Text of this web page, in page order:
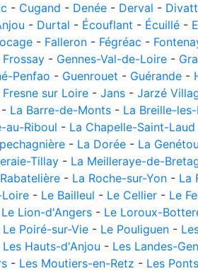
- Cugand - Denée - Derval -
- Durtal - Écouflant - Écuillé -
- Falleron - Fégréac -
Frossay - Gennes-Val-de-Loire -
Penfao - Guenrouet - Guérande -
sur Loire - Jans - Jarzé
- La Barre-de-Monts - La Breille-
au-Riboul - La Chapelle-Saint-Laud
- La Dorée - La
Tillay - La Meilleraye-de-
- La Roche-sur-Yon - La
- Le Bailleul - Le Cellier - Le
Le Lion-d'Angers - Le Loroux-
Le Poiré-sur-Vie - Le Pouliguen -
Les Hauts-d'Anjou - Les Landes-
- Les Moutiers-en-Retz - Les